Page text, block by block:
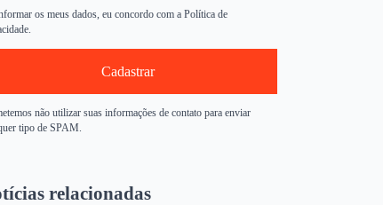
os meus dados, eu concordo com a Política de
Cadastrar
não utilizar suas informações de contato para enviar
tipo de SPAM.
relacionadas